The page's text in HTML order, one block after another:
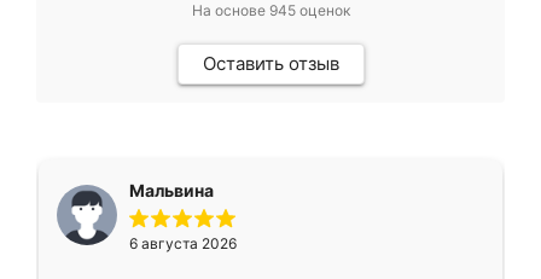
На основе 945оценок
Оставить отзыв
Мальвина
6 августа 2026